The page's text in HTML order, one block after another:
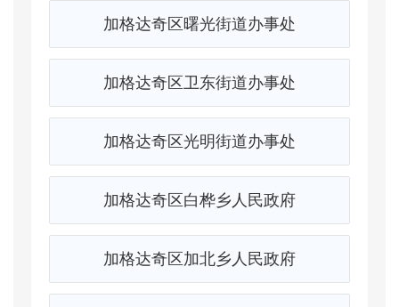
加格达奇区曙光街道办事处
加格达奇区卫东街道办事处
加格达奇区光明街道办事处
加格达奇区白桦乡人民政府
加格达奇区加北乡人民政府